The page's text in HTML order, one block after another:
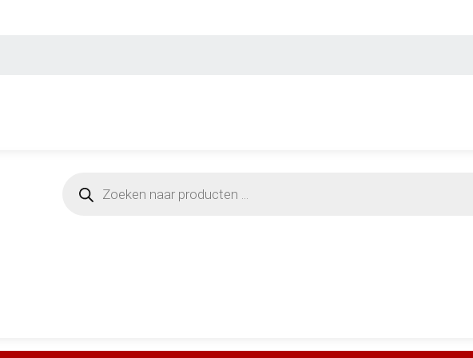
zoeken